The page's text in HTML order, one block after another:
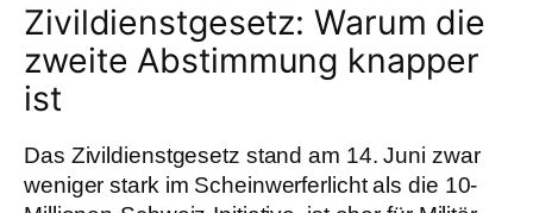
Zivildienstgesetz: Warum die
zweite Abstimmung knapper
ist
Das Zivildienstgesetz stand am 14. Juni zwar
weniger stark im Scheinwerferlicht als die 10-